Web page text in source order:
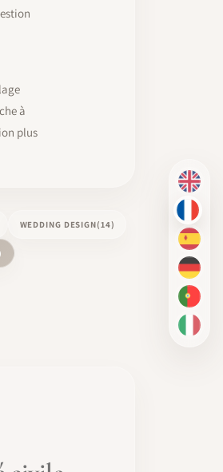
EN
FR
ES
DE
PT-BR
IT
à
plus
WEDDING DESIGN(14)